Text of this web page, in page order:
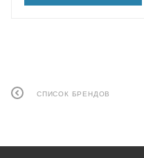
СПИСОК БРЕНДОВ